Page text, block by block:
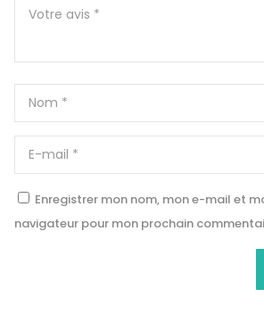
Enregistrer mon nom, mon e-mail et
navigateur pour mon prochain